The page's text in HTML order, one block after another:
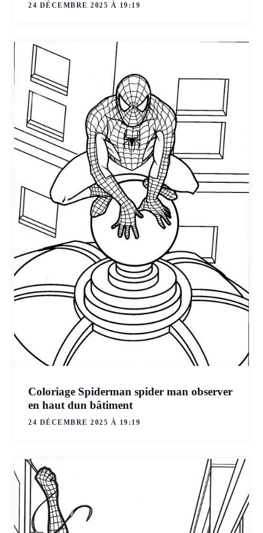
24 DÉCEMBRE 2025 À 19:19
Coloriage Spiderman spider man observer
en haut dun bâtiment
24 DÉCEMBRE 2025 À 19:19